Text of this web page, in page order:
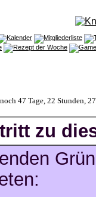
47 Tage, 22 Stunden,
zu